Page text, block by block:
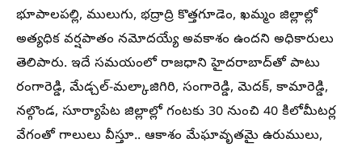
భూపాలపల్లి, ములుగు, భద్రాద్రి కొత్తగూడెం, ఖమ్మం జిల్లాల్లో
అత్యధిక వర్షపాతం నమోదయ్యే అవకాశం ఉందని అధికారులు
తెలిపారు. ఇదే సమయంలో రాజధాని హైదరాబాద్‌తో పాటు
రంగారెడ్డి, మేడ్చల్-మల్కాజిగిరి, సంగారెడ్డి, మెదక్, కామారెడ్డి,
నల్గొండ, సూర్యాపేట జిల్లాల్లో గంటకు 30 నుంచి 40 కిలోమీటర్ల
వేగంతో గాలులు వీస్తూ.. ఆకాశం మేఘావృతమై ఉరుములు,